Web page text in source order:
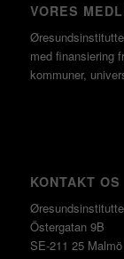
VORES
med finansiering
kommuner,
KONTAKT OS
Östergatan 9B
SE-211 25 Malmö